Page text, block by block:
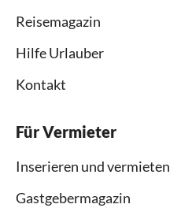
Reisemagazin
Hilfe Urlauber
Kontakt
Für Vermieter
Inserieren und vermieten
Gastgebermagazin